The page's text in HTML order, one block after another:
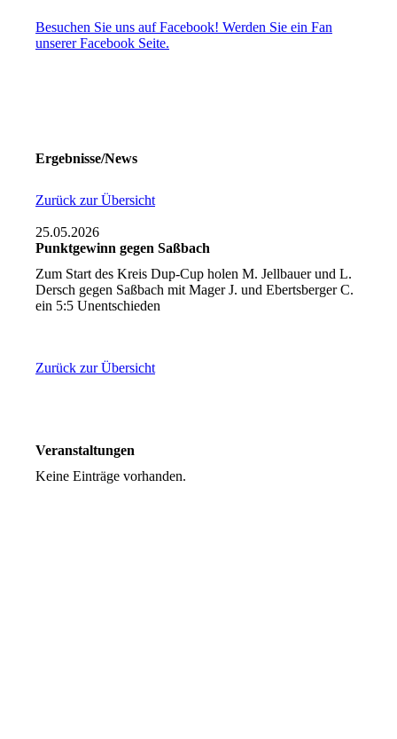
Besuchen Sie uns auf Facebook! Werden Sie ein Fan
unserer Facebook Seite.
Ergebnisse/News
Zurück zur Übersicht
25.05.2026
Punktgewinn gegen Saßbach
Zum Start des Kreis Dup-Cup holen M. Jellbauer und L.
Dersch gegen Saßbach mit Mager J. und Ebertsberger C.
ein 5:5 Unentschieden
Zurück zur Übersicht
Veranstaltungen
Keine Einträge vorhanden.